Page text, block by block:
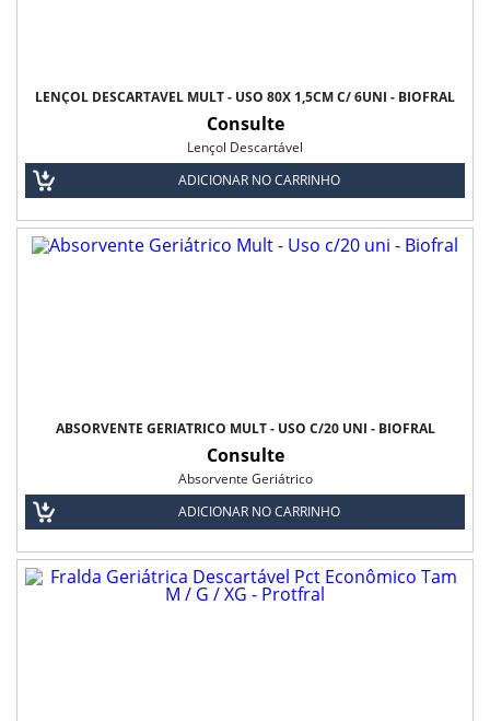
LENÇOL DESCARTÁVEL MULT - USO 80X 1,5CM C/ 6UNI - BIOFRAL
Consulte
Lençol Descartável
ADICIONAR NO CARRINHO
ABSORVENTE GERIÁTRICO MULT - USO C/20 UNI - BIOFRAL
Consulte
Absorvente Geriátrico
ADICIONAR NO CARRINHO